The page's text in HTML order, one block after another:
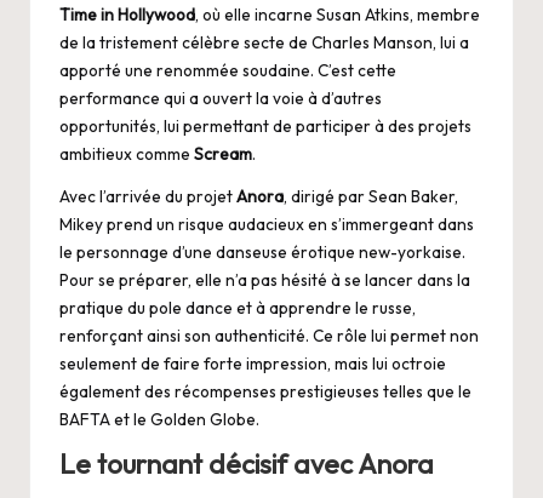
Time in Hollywood, où elle incarne Susan Atkins, membre
de la tristement célèbre secte de Charles Manson, lui a
apporté une renommée soudaine. C’est cette
performance qui a ouvert la voie à d’autres
opportunités, lui permettant de participer à des projets
ambitieux comme Scream.
Avec l’arrivée du projetAnora, dirigé par Sean Baker,
Mikey prend un risque audacieux en s’immergeant dans
le personnage d’une danseuse érotique new-yorkaise.
Pour se préparer, elle n’a pas hésité à se lancer dans la
pratique du pole dance et à apprendre le russe,
renforçant ainsi son authenticité. Ce rôle lui permet non
seulement de faire forte impression, mais lui octroie
également des récompenses prestigieuses telles que le
BAFTA et le Golden Globe.
Le tournant décisif avec Anora